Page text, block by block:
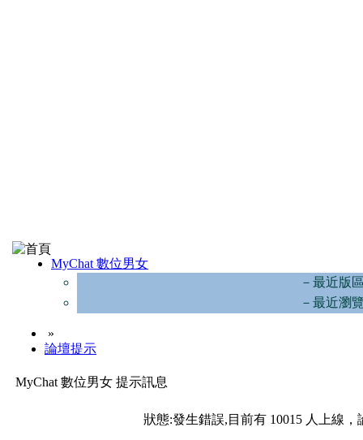
MyChat 數位男女
－最近版
－最近瀏
»
論壇提示
MyChat 數位男女 提示訊息
狀態:發生錯誤,目前有 10015 人上線